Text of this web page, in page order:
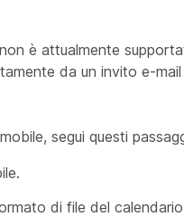
è attualmente
da un invito e-
segui questi
di file del